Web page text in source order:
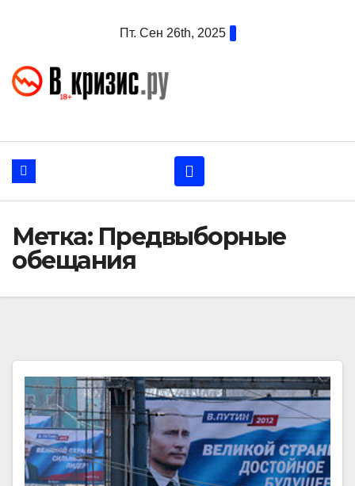
Пт. Сен 26th, 2025
Метка: Предвыборные
обещания